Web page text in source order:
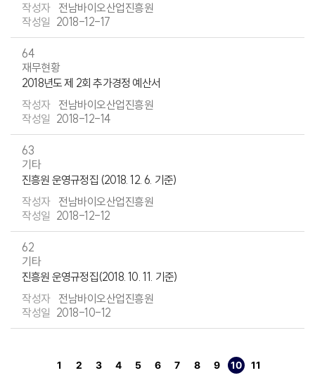
전남바이오산업진흥원
2018-12-17
64
재무현황
2018년도 제 2회 추가경정 예산서
전남바이오산업진흥원
2018-12-14
63
기타
진흥원 운영규정집 (2018. 12. 6. 기준)
전남바이오산업진흥원
2018-12-12
62
기타
진흥원 운영규정집(2018. 10. 11. 기준)
전남바이오산업진흥원
2018-10-12
1
페이지
2
페이지
3
페이지
4
페이지
5
페이지
6
페이지
7
페이지
8
페이지
9
페이지열린
10
페이지다음>
11
페이지